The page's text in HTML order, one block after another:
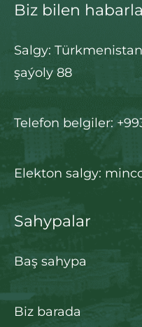
Biz bilen
Salgy:
şaýoly 88
Telefon belgiler:
Elekton salgy:
Sahypalar
Baş sahypa
Biz barada